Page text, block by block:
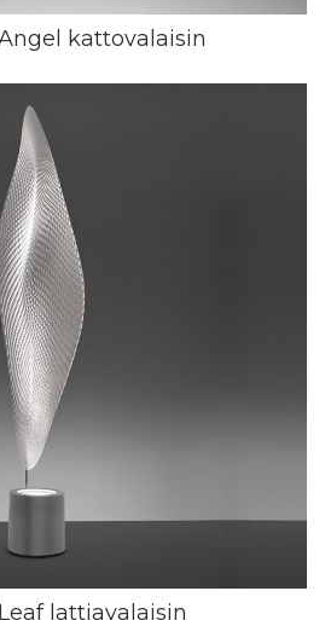
kattovalaisin
lattiavalaisin